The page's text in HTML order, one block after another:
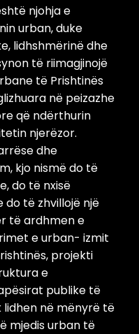
njohja e
urban, duke
lidhshmërinë dhe
të riimagjinojë
të Prishtinës
në peizazhe
që ndërthurin
njerëzor.
dhe
kjo nismë do të
do të nxisë
të zhvillojë një
të ardhmen e
e urban- izmit
projekti
e
publike të
lidhen në mënyrë të
mjedis urban të